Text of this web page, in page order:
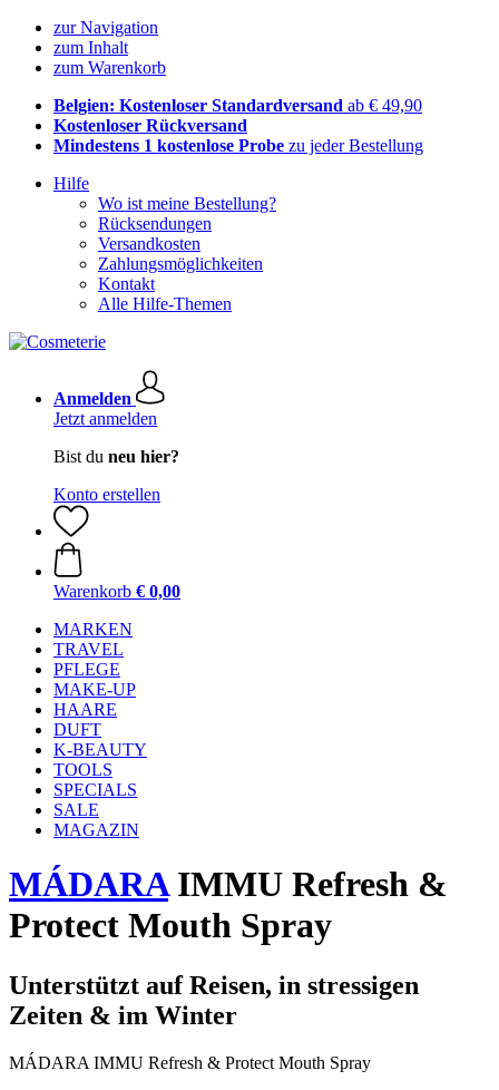
zur Navigation
zum Inhalt
zum Warenkorb
Belgien: Kostenloser Standardversand ab € 49,90
Kostenloser Rückversand
Mindestens 1 kostenlose Probe zu jeder Bestellung
Hilfe
Wo ist meine Bestellung?
Rücksendungen
Versandkosten
Zahlungsmöglichkeiten
Kontakt
Alle Hilfe-Themen
Anmelden
Jetzt anmelden
Bist du neu hier?
Konto erstellen
Warenkorb € 0,00
MARKEN
TRAVEL
PFLEGE
MAKE-UP
HAARE
DUFT
K-BEAUTY
TOOLS
SPECIALS
SALE
MAGAZIN
MÁDARAIMMU Refresh &
Protect Mouth Spray
Unterstützt auf Reisen, in stressigen
Zeiten & im Winter
MÁDARA IMMU Refresh & Protect Mouth Spray